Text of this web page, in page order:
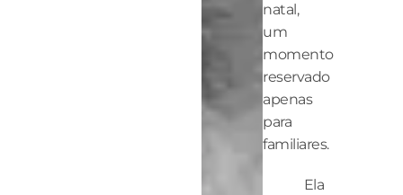
natal,
um
momento
reservado
apenas
para
familiares.
Ela